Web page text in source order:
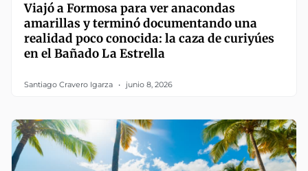
Viajó a Formosa para ver anacondas
amarillas y terminó documentando una
realidad poco conocida: la caza de curiyúes
en el Bañado La Estrella
Santiago Cravero Igarza junio 8, 2026